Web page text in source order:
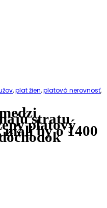
,plat žien,platová nerovnosť,
stratu
platový
by o 1400